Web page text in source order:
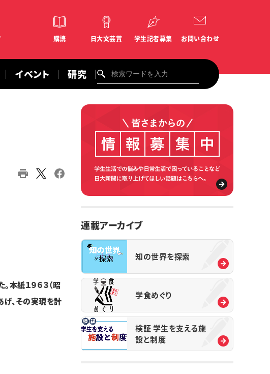
購読 日大文芸賞 学生記者募集 お問い合わせ
イベント 研究
み>
紙１９６３（昭
げ、その実現を計
連載アーカイブ
知の世界を探索
学食めぐり
検証 学生を支える施
設と制度